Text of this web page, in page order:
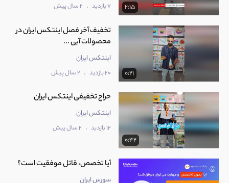
2:15 7 بازدید . 2 سال پیش
0:21
تخفیف آخر فصل اینتکس ایران در
محصولات آبی ...
اینتکس ایران
20 بازدید . 2 سال پیش
0:42
حراج تخفیفی اینتکس ایران
اینتکس ایران
12 بازدید . 2 سال پیش
آیا تخصص، قاتل موفقیت است؟
سورس ایران